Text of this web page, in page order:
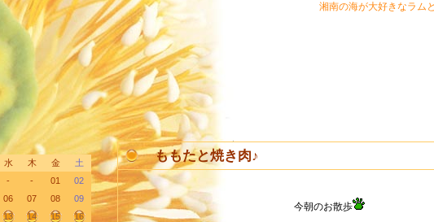
湘南の海が大好きなラム
水 木 金
土
- - 01
02
06 07 08
09
13 14 15
16
ももたと焼き肉♪
今朝のお散歩